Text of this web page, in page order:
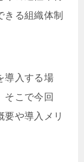
る組織体制
導入する場
そこで今回
要や導入メリ